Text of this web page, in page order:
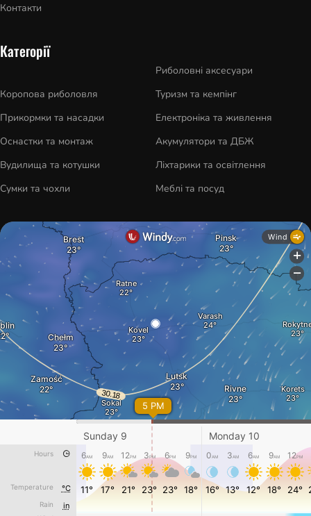
Контакти
Категорії
Коропова риболовля
Прикормки та насадки
Оснастки та монтаж
Вудилища та котушки
Сумки та чохли
Риболовні аксесуари
Туризм та кемпінг
Електроніка та живлення
Акумулятори та ДБЖ
Ліхтарики та освітлення
Меблі та посуд